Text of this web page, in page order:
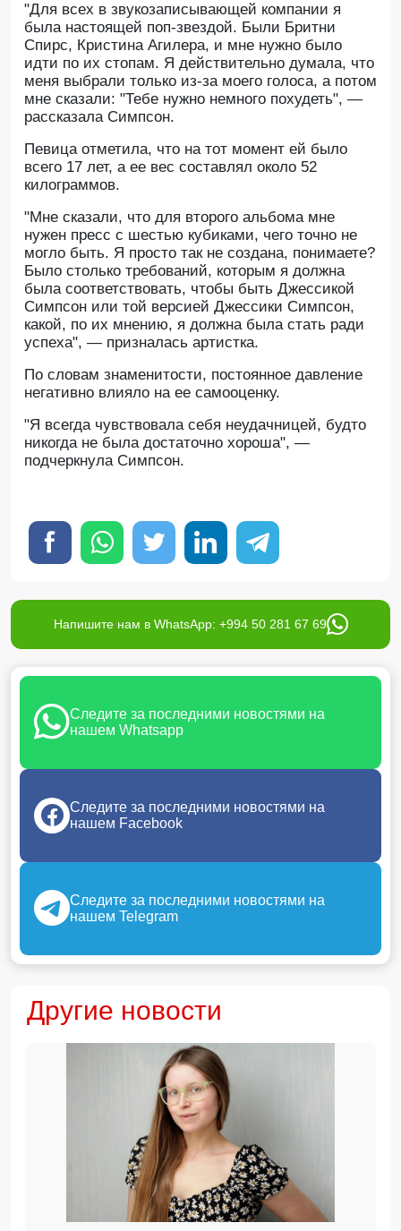
"Для всех в звукозаписывающей компании я
была настоящей поп-звездой. Были Бритни
Спирс, Кристина Агилера, и мне нужно было
идти по их стопам. Я действительно думала, что
меня выбрали только из-за моего голоса, а потом
мне сказали: "Тебе нужно немного похудеть", —
рассказала Симпсон.
Певица отметила, что на тот момент ей было
всего 17 лет, а ее вес составлял около 52
килограммов.
"Мне сказали, что для второго альбома мне
нужен пресс с шестью кубиками, чего точно не
могло быть. Я просто так не создана, понимаете?
Было столько требований, которым я должна
была соответствовать, чтобы быть Джессикой
Симпсон или той версией Джессики Симпсон,
какой, по их мнению, я должна была стать ради
успеха", — призналась артистка.
По словам знаменитости, постоянное давление
негативно влияло на ее самооценку.
"Я всегда чувствовала себя неудачницей, будто
никогда не была достаточно хороша", —
подчеркнула Симпсон.
Напишите нам в WhatsApp: +994 50 281 67 69
Следите за последними новостями на
нашем Whatsapp
Следите за последними новостями на
нашем Facebook
Следите за последними новостями на
нашем Telegram
Другие новости